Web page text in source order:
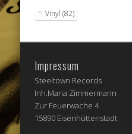
Vinyl (82)
Impressum
Steeltown Records
Inh.Maria Zimmermann
Zur Feuerwache 4
15890 Eisenhüttenstadt